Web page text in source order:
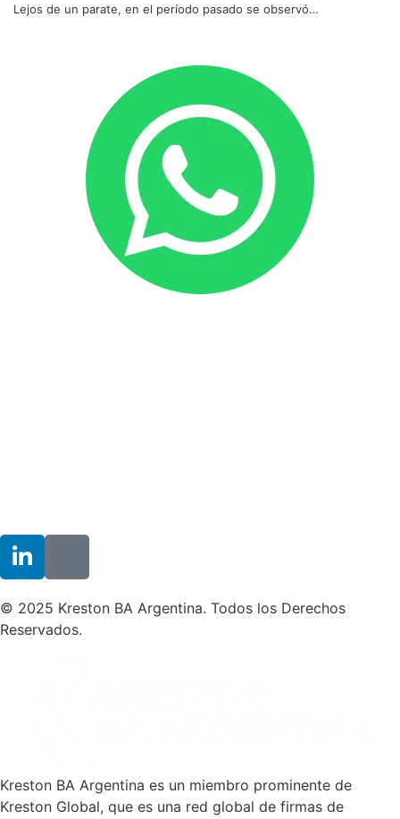
Lejos de un parate, en el período pasado se observó…
© 2025 Kreston BA Argentina. Todos los Derechos
Reservados.
Kreston BA Argentina es un miembro prominente de
Kreston Global, que es una red global de firmas de